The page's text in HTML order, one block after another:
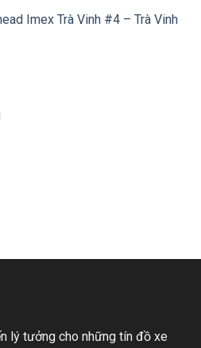
Imex Trà Vinh #4 – Trà Vinh
lý tưởng cho những tín đồ xe